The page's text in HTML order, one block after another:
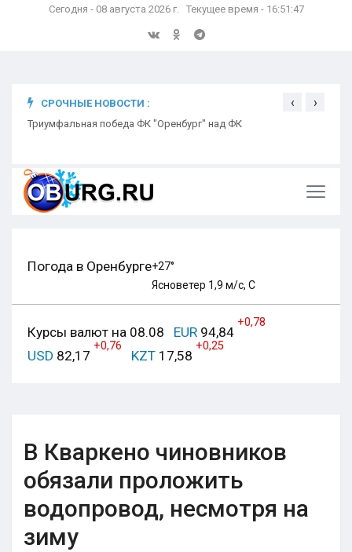
Сегодня - 08 августа 2026 г. Текущее время - 16:51:48
СРОЧНЫЕ НОВОСТИ :
Триумфальная победа ФК "Оренбург" над ФК
‹ ›
Погода в Оренбурге+27°
Ясноветер 1,9 м/с, С
Курсы валют на 08.08 EUR 94,84
+0,78
USD 82,17
+0,76
KZT 17,58
+0,25
В Кваркено чиновников
обязали проложить
водопровод, несмотря на
зиму